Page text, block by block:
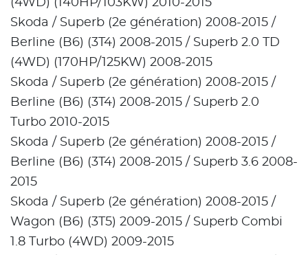
(4WD) (140HP/103KW) 2010-2015
Skoda / Superb (2e génération) 2008-2015 /
Berline (B6) (3T4) 2008-2015 / Superb 2.0 TD
(4WD) (170HP/125KW) 2008-2015
Skoda / Superb (2e génération) 2008-2015 /
Berline (B6) (3T4) 2008-2015 / Superb 2.0
Turbo 2010-2015
Skoda / Superb (2e génération) 2008-2015 /
Berline (B6) (3T4) 2008-2015 / Superb 3.6 2008-
2015
Skoda / Superb (2e génération) 2008-2015 /
Wagon (B6) (3T5) 2009-2015 / Superb Combi
1.8 Turbo (4WD) 2009-2015